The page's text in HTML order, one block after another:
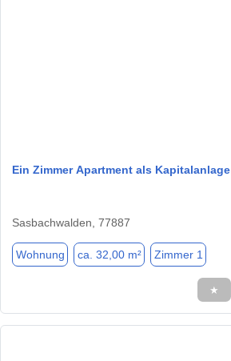
Ein Zimmer Apartment als Kapitalanlage
Sasbachwalden, 77887
Wohnung ca. 32,00 m² Zimmer 1
★